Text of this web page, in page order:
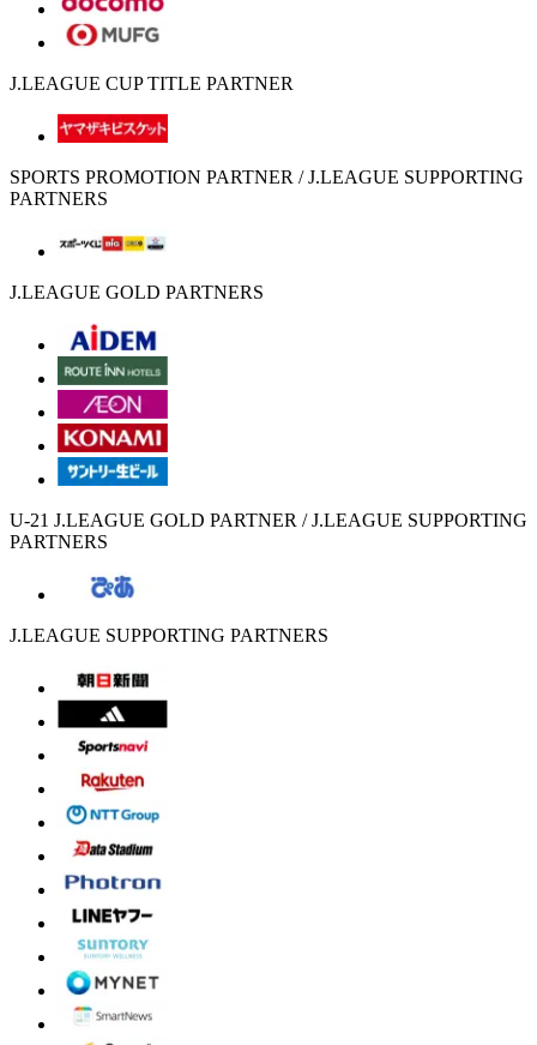
J.LEAGUE CUP TITLE PARTNER
SPORTS PROMOTION PARTNER / J.LEAGUE SUPPORTING
PARTNERS
J.LEAGUE GOLD PARTNERS
U-21 J.LEAGUE GOLD PARTNER / J.LEAGUE SUPPORTING
PARTNERS
J.LEAGUE SUPPORTING PARTNERS